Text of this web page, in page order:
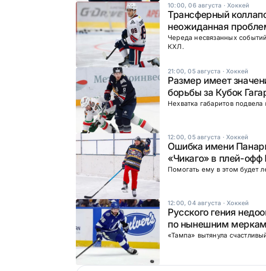
10:00, 06 августа ·Хоккей
Трансферный
неожиданная
Череда несвязанных
КХЛ.
21:00, 05 августа ·Хоккей
Размер имеет
борьбы за Кубок
Нехватка габаритов
12:00, 05 августа ·Хоккей
Ошибка имени
«Чикаго» в плей-
Помогать ему в этом будет
12:00, 04 августа ·Хоккей
Русского гения
по нынешним
«Тампа» вытянула